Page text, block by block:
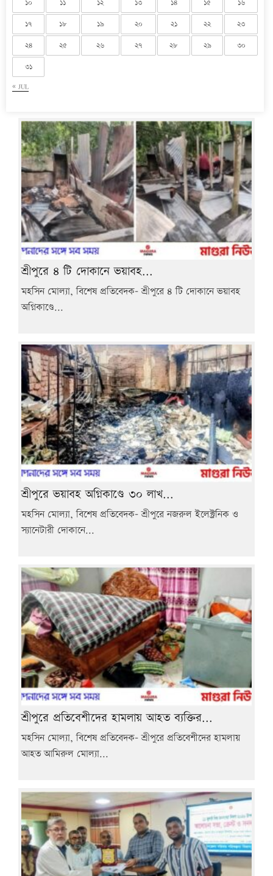
« JUL
১০ ১১ ১২ ১৩ ১৪ ১৫ ১৬
১৭ ১৮ ১৯ ২০ ২১ ২২ ২৩
২৪ ২৫ ২৬ ২৭ ২৮ ২৯ ৩০
৩১
শ্রীপুরে ৪ টি দোকানে ভয়াবহ...
মহসিন মোল্যা, বিশেষ প্রতিবেদক- শ্রীপুরে ৪ টি দোকানে ভয়াবহ
অগ্নিকাণ্ডে...
শ্রীপুরে ভয়াবহ অগ্নিকাণ্ডে ৩০ লাখ...
মহসিন মোল্যা, বিশেষ প্রতিবেদক- শ্রীপুরে নজরুল ইলেক্ট্রনিক ও
স্যানেটারী দোকানে...
শ্রীপুরে প্রতিবেশীদের হামলায় আহত ব্যক্তির...
মহসিন মোল্যা, বিশেষ প্রতিবেদক- শ্রীপুরে প্রতিবেশীদের হামলায়
আহত আমিরুল মোল্যা...